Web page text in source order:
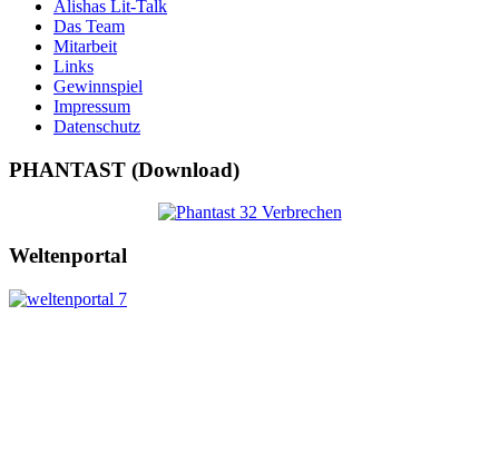
Alishas Lit-Talk
Das Team
Mitarbeit
Links
Gewinnspiel
Impressum
Datenschutz
PHANTAST (Download)
Weltenportal